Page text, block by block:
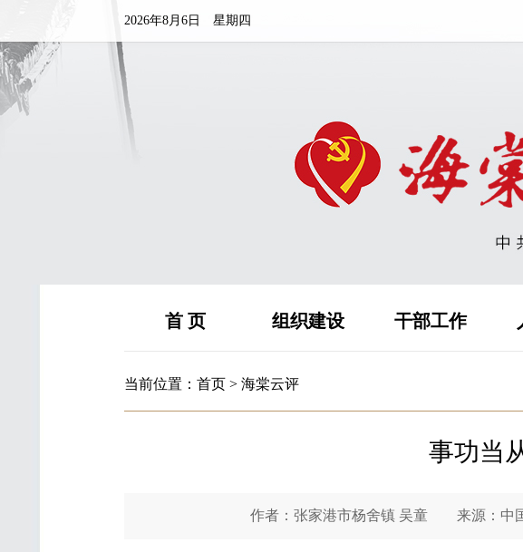
2026年8月6日 星期四
首 页 组织建设 干部工作
当前位置： 首页 > 海棠云评
事功当
作者：张家港市杨舍镇 吴童 来源：